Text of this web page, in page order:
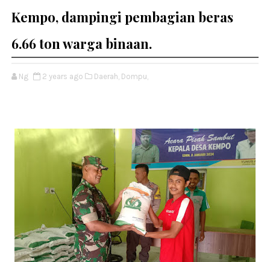
Kempo, dampingi pembagian beras
6.66 ton warga binaan.
Ng 2 years ago Daerah, Dompu,